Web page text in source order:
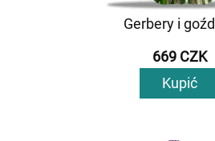
Gerbery i
669 CZK
Kupić